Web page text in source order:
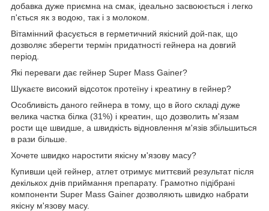
добавка дуже приємна на смак, ідеально засвоюється і легко
п'ється як з водою, так і з молоком.
Вітамінний фасується в герметичний якісний дой-пак, що
дозволяє зберегти термін придатності гейнера на довгий
період.
Які переваги дає гейнер Super Mass Gainer?
Шукаєте високий відсоток протеїну і креатину в гейнер?
Особливість даного гейнера в тому, що в його складі дуже
велика частка білка (31%) і креатин, що дозволить м'язам
рости ще швидше, а швидкість відновлення м'язів збільшиться
в рази більше.
Хочете швидко наростити якісну м'язову масу?
Купивши цей гейнер, атлет отримує миттєвий результат після
декількох днів приймання препарату. Грамотно підібрані
компоненти Super Mass Gainer дозволяють швидко набрати
якісну м'язову масу.